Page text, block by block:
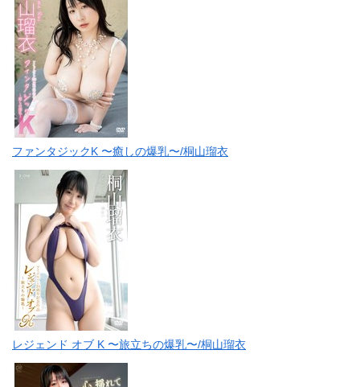
ファンタジックK 〜癒しの爆乳〜/桐山瑠衣
レジェンド オブ K 〜旅立ちの爆乳〜/桐山瑠衣